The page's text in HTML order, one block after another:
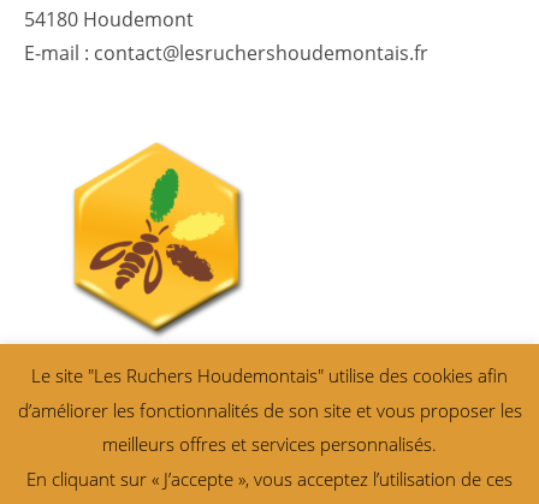
54180 Houdemont
E-mail : contact@lesruchershoudemontais.fr
Le site "Les Ruchers Houdemontais" utilise des cookies afin
d’améliorer les fonctionnalités de son site et vous proposer les
meilleurs offres et services personnalisés.
En cliquant sur « J’accepte », vous acceptez l’utilisation de ces